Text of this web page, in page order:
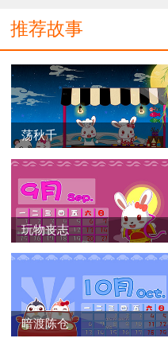
推荐故事
荡秋千
玩物丧志
暗渡陈仓